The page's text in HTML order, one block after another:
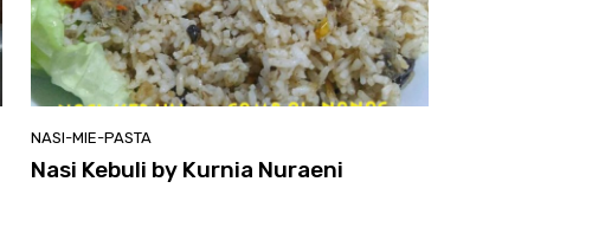
NASI-MIE-PASTA
Nasi Kebuli by Kurnia Nuraeni